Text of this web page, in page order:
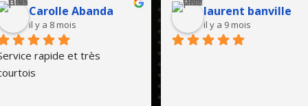
Carolle Abanda
il y a 8 mois
rapide et très
laurent banville
il y a 9 mois